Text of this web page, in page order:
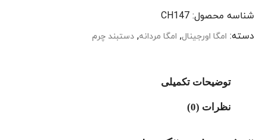
شناسه محصول: CH147
دسته: امگا اورجینال, امگا مردانه, دستبند چرم
توضیحات تکمیلی
نظرات (0)